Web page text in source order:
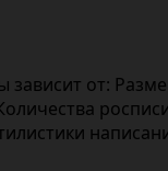
зависит от: